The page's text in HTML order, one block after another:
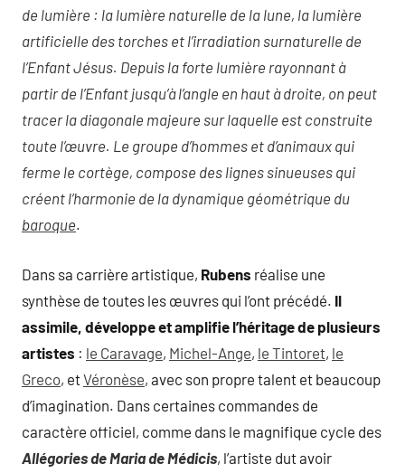
de lumière : la lumière naturelle de la lune, la lumière
artificielle des torches et l’irradiation surnaturelle de
l’Enfant Jésus. Depuis la forte lumière rayonnant à
partir de l’Enfant jusqu’à l’angle en haut à droite, on peut
tracer la diagonale majeure sur laquelle est construite
toute l’œuvre. Le groupe d’hommes et d’animaux qui
ferme le cortège, compose des lignes sinueuses qui
créent l’harmonie de la dynamique géométrique du
baroque.
Dans sa carrière artistique, Rubens réalise une
synthèse de toutes les œuvres qui l’ont précédé. Il
assimile, développe et amplifie l’héritage de plusieurs
artistes : le Caravage, Michel-Ange, le Tintoret, le
Greco, etVéronèse, avec son propre talent et beaucoup
d’imagination. Dans certaines commandes de
caractère officiel, comme dans le magnifique cycle des
Allégories de Maria de Médicis, l’artiste dut avoir